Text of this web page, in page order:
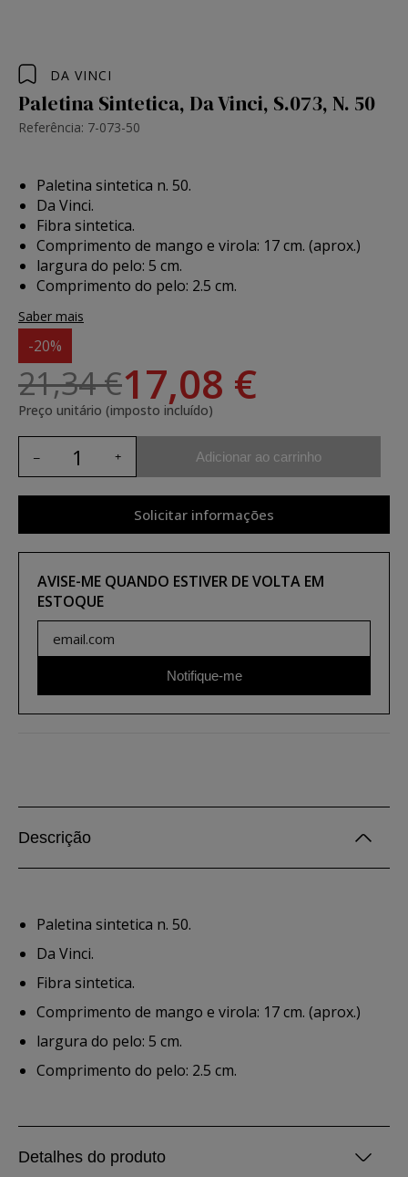
DA VINCI
Paletina Sintetica, Da Vinci, S.073, N. 50
Referência: 7-073-50
Paletina sintetica n. 50.
Da Vinci.
Fibra sintetica.
Comprimento de mango e virola: 17 cm. (aprox.)
largura do pelo: 5 cm.
Comprimento do pelo: 2.5 cm.
Saber mais
-20%
21,34 €17,08 €
Preço unitário (imposto incluído)
Adicionar ao carrinho
Solicitar informações
AVISE-ME QUANDO ESTIVER DE VOLTA EM
ESTOQUE
Notifique-me
Descrição
Paletina sintetica n. 50.
Da Vinci.
Fibra sintetica.
Comprimento de mango e virola: 17 cm. (aprox.)
largura do pelo: 5 cm.
Comprimento do pelo: 2.5 cm.
Detalhes do produto